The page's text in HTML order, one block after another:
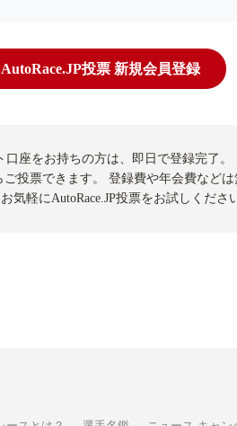
AutoRace.JP投票 新規会員登録
口座をお持ちの方は、即日で登録完了。
投票できます。
登録費や年会費など
お気軽にAutoRace.JP投票をお試しくださ